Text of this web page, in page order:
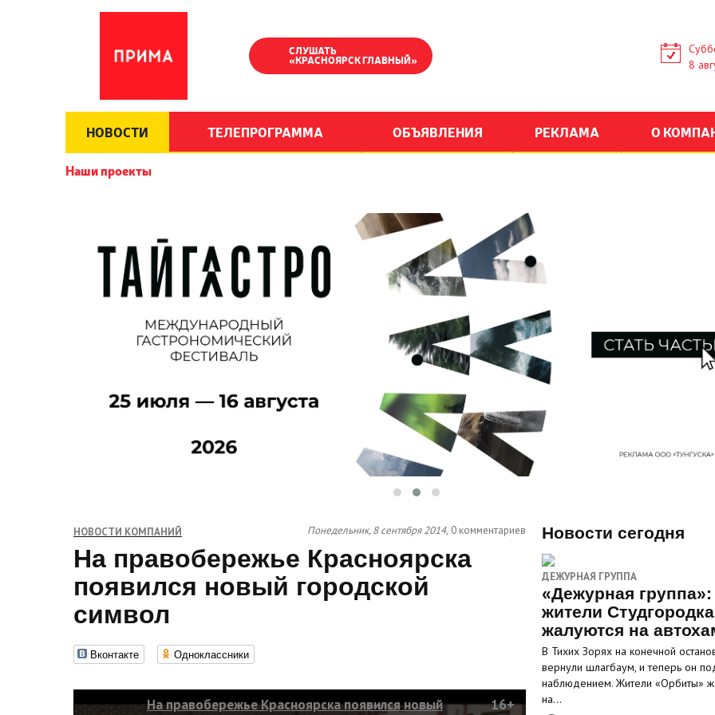
СЛУШАТЬ
«КРАСНОЯРСК ГЛАВНЫЙ»
8
НОВОСТИ ТЕЛЕПРОГРАММА ОБЪЯВЛЕНИЯ РЕКЛАМА О
Наши проекты
НОВОСТИ КОМПАНИЙ Понедельник, 8 сентября 2014, 0 комментариев
На правобережье Красноярска
появился новый городской
символ
Вконтакте Одноклассники
На правобережье Красноярска появился новый
16+
Новости сегодня
ДЕЖУРНАЯ ГРУППА
«Дежурная группа»:
жители Студгородка
жалуются на
В Тихих Зорях на конечной
вернули шлагбаум, и теперь он
наблюдением. Жители «Орбиты»
на…